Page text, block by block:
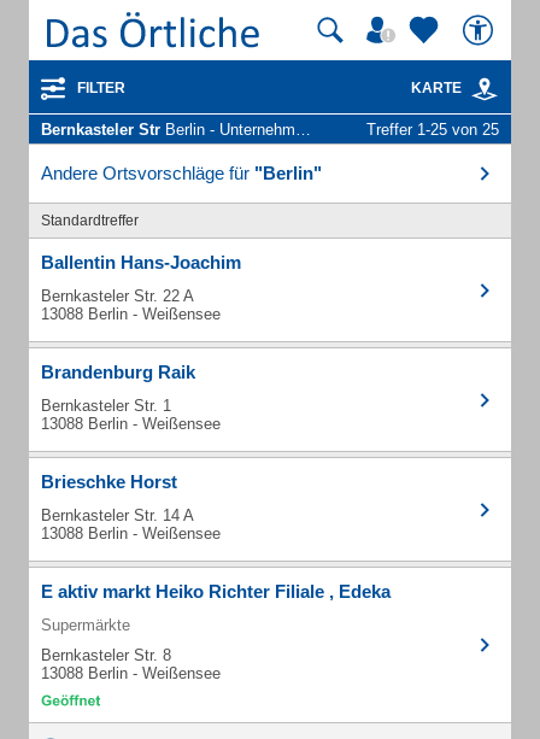
FILTER KARTE
Bernkasteler Str Berlin - Unternehmen und Personen Treffer 1-25 von 25
Andere Ortsvorschläge für "Berlin"
Standardtreffer
Ballentin Hans-Joachim
Bernkasteler Str. 22 A
13088 Berlin - Weißensee
Brandenburg Raik
Bernkasteler Str. 1
13088 Berlin - Weißensee
Brieschke Horst
Bernkasteler Str. 14 A
13088 Berlin - Weißensee
E aktiv markt Heiko Richter Filiale , Edeka
Supermärkte
Bernkasteler Str. 8
13088 Berlin - Weißensee